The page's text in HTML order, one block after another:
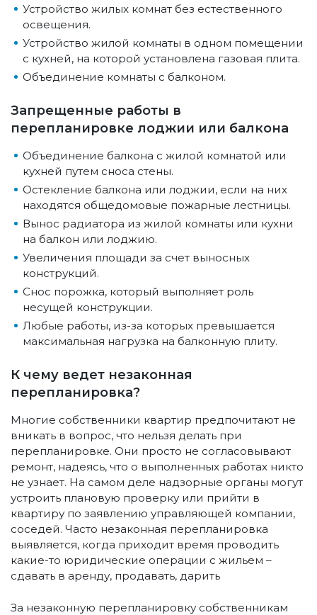
Устройство жилых комнат без естественного
освещения.
Устройство жилой комнаты в одном помещении
с кухней, на которой установлена газовая плита.
Объединение комнаты с балконом.
Запрещенные работы в
перепланировке лоджии или балкона
Объединение балкона с жилой комнатой или
кухней путем сноса стены.
Остекление балкона или лоджии, если на них
находятся общедомовые пожарные лестницы.
Вынос радиатора из жилой комнаты или кухни
на балкон или лоджию.
Увеличения площади за счет выносных
конструкций.
Снос порожка, который выполняет роль
несущей конструкции.
Любые работы, из-за которых превышается
максимальная нагрузка на балконную плиту.
К чему ведет незаконная
перепланировка?
Многие собственники квартир предпочитают не
вникать в вопрос, что нельзя делать при
перепланировке. Они просто не согласовывают
ремонт, надеясь, что о выполненных работах никто
не узнает. На самом деле надзорные органы могут
устроить плановую проверку или прийти в
квартиру по заявлению управляющей компании,
соседей. Часто незаконная перепланировка
выявляется, когда приходит время проводить
какие-то юридические операции с жильем –
сдавать в аренду, продавать, дарить
За незаконную перепланировку собственникам